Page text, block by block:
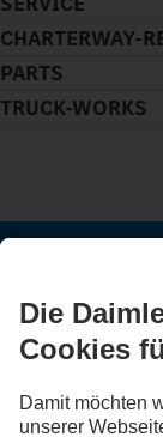
CHARTERWAY-
PARTS
TRUCK-WORKS
Entdecke
Kanälen.